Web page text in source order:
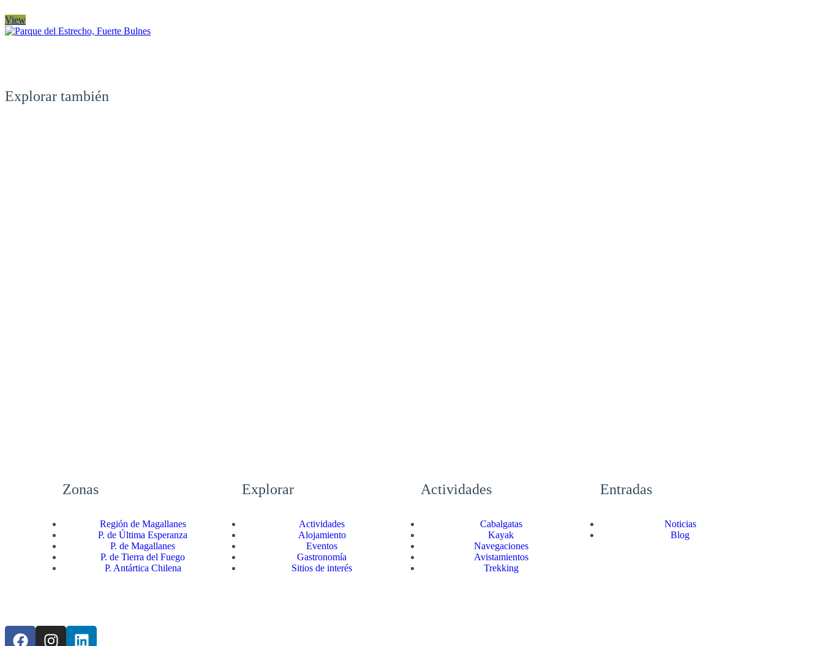
View
Explorar también
Zonas
Región de Magallanes
P. de Última Esperanza
P. de Magallanes
P. de Tierra del Fuego
P. Antártica Chilena
Explorar
Actividades
Alojamiento
Eventos
Gastronomía
Sitios de interés
Actividades
Cabalgatas
Kayak
Navegaciones
Avistamientos
Trekking
Entradas
Noticias
Blog